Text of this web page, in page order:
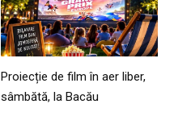
Proiecție de film în aer liber,
sâmbătă, la Bacău